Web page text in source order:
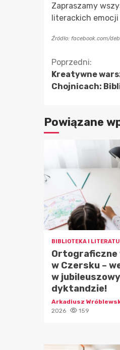
Zapraszamy
literackich
Źródło: facebook.com/
czytanie
Poprzedni:
Kreatywne
Chojnicach:
Powiązane
BIBLIOTEKA I
Ortograficzne
w Czersku –
w
dyktandzie!
Arkadiusz
2026
159